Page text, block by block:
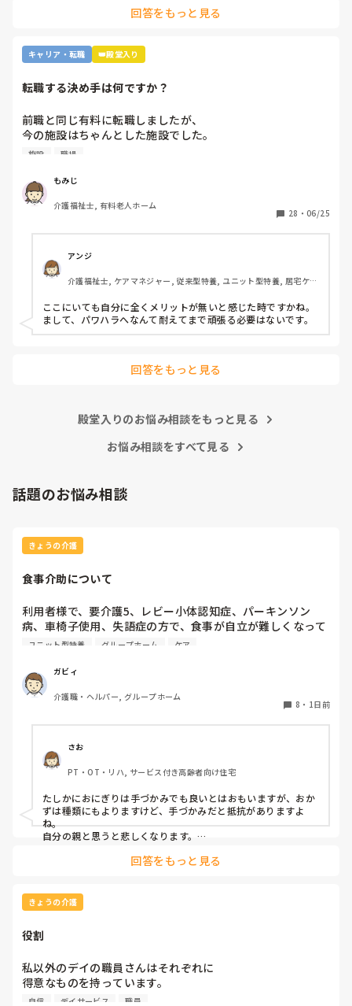
施設様のレビューが書かれているので、参考になさると良いか
回答をもっと見る
キャリア・転職 👑殿堂入り
転職する決め手は何ですか？
前職と同じ有料に転職しましたが、
今の施設はちゃんとした施設でした。
いつもご機嫌を伺うみたいなとこが
あり、機嫌が悪いと理不尽に叱られる
みたいなとこがあり凹んだりしてました。
6月入社して最初は違い過ぎる事ばかりで
戸惑い、仕事を覚えるのが大変でしたが、
介護の仕事だけに集中出来る今の職場は
有難いなと感謝しています。
皆さんの転職する決め手は何ですか？
施設 職場
もみじ
介護福祉士, 有料老人ホーム
28 ・ 06/25
アンジ
介護福祉士, ケアマネジャー, 従来型特養, ユニット型特養, 居宅ケア
ここにいても自分に全くメリットが無いと感じた時ですかね。
まして、パワハラへなんて耐えてまで頑張る必要はないです。
回答をもっと見る
殿堂入りのお悩み相談をもっと見る
お悩み相談をすべて見る
話題のお悩み相談
きょうの介護
食事介助について
利用者様で、要介護5、レビー小体認知症、パーキンソン
病、車椅子使用、失語症の方で、食事が自立が難しくなって
来ました。ご飯を、おにぎりにして、ご自分で手づかみで食
す。食べられる時とスプーンを使っても難しい時がありま
す。おかずも、おにぎり同様、手づかみでたべてもらってる
時があるのですが、難しい時は、職員が介助しています。ご
かずの手づかみは、どうかなと思うのですが、皆さんはどう
思われますか？私は、自分の母親が手づかみで食べてるのを
見たら、悲しくなります…職員さん、介助して下さいと思っ
てしまいます…
ユニット型特養 グループホーム ケア
ガビィ
介護職・ヘルパー, グループホーム
8 ・ 1日前
さお
PT・OT・リハ, サービス付き高齢者向け住宅
たしかにおにぎりは手づかみでも良いとはおもいますが、おか
ずは種類にもよりますけど、手づかみだと抵抗がありますよ
ね。
自分の親と思うと悲しくなります。
どうなんでしょうか？とろみつけてたりするのを手づかみは抵
回答をもっと見る
きょうの介護
役割
私以外のデイの職員さんはそれぞれに
得意なものを持っています。
自信 デイサービス 職員